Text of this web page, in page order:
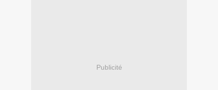
Publicité